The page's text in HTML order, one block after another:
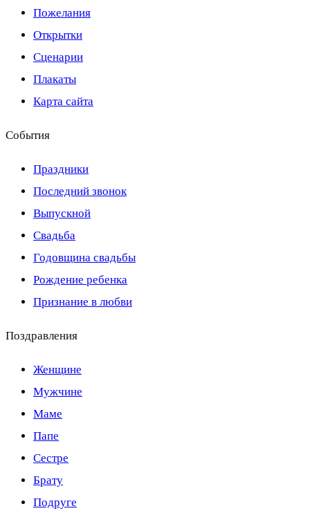
Пожелания
Открытки
Сценарии
Плакаты
Карта сайта
События
Праздники
Последний звонок
Выпускной
Свадьба
Годовщина свадьбы
Рождение ребенка
Признание в любви
Поздравления
Женщине
Мужчине
Маме
Папе
Сестре
Брату
Подруге